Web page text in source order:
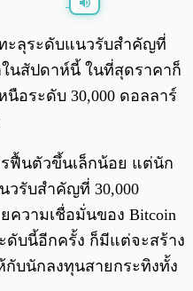
0:00 / 0:00
ะลุระดับแนวรับสำคัญที่
ในสัปดาห์นี้ ในที่สุดราคาก็
อระดับ 30,000 ดอลลาร์
รฟื้นตัวขึ้นเล็กน้อย แต่นัก
วรับสำคัญที่ 30,000
ความเชื่อมั่นของ Bitcoin
ดับนี้อีกครั้ง ก็มีแต่จะสร้าง
บนักลงทุนสายกระทิงทั้ง